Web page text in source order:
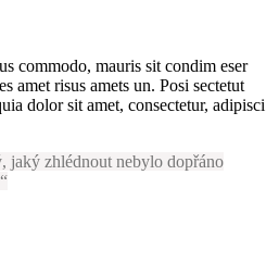
commodo, mauris sit condim eser
amet risus amets un. Posi sectetut
dolor sit amet, consectetur, adipisci
jaký zhlédnout nebylo dopřáno